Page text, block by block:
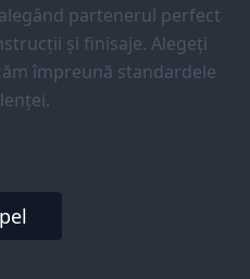
partenerul perfect
și finisaje. Alegeți
împreună standardele